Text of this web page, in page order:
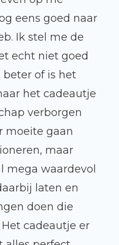
eens goed naar
Ik stel me de
echt niet goed
of is het
het cadeautje
verborgen
moeite gaan
maar
mega waardevol
laten en
doen die
cadeautje er